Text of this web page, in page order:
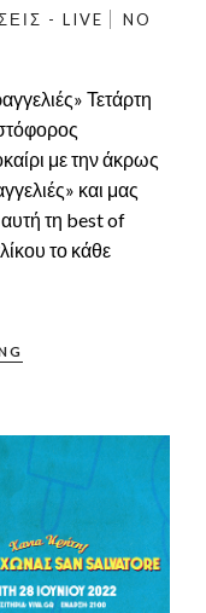
- LIVE
NO
Τετάρτη
με την άκρως
και μας
τη best of
το κάθε